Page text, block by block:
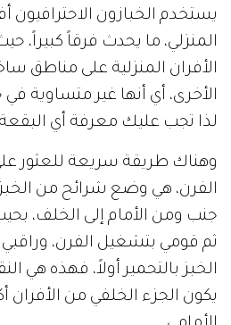
يستخدم الخبازون الاحترافيون
المنزلي، ما يحدث فرقاً كبيراً،
الأفران المنزلية على مناطق
الأخرى، أي أنها غير متساوية
لذا تجب عليك معرفة أي
وهناك طريقة سريعة للعثور
الفرن، هي وضع شرائح من الخبز
جنب ومن الأمام إلى الخلف،
ثم قومي بتشغيل الفرن، وراقبي
الخبز بالتحمير أولاً، فهذه هي
يكون الجزء الخلفي من الأفران